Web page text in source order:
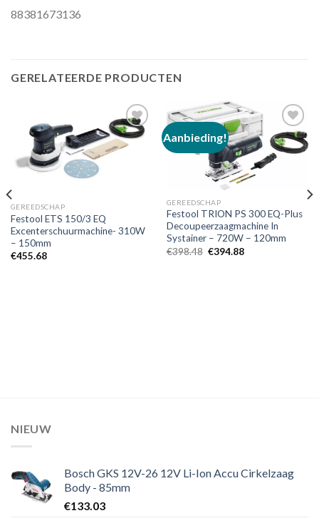
88381673136
GERELATEERDE PRODUCTEN
GEREEDSCHAP
Festool ETS 150/3 EQ
Excenterschuurmachine- 310W
– 150mm
€455.68
Aanbieding!
Toevoegen
GEREEDSCHAP
Festool TRION PS 300 EQ-Plus
Decoupeerzaagmachine In
Systainer – 720W – 120mm
€398.48 Oorspronkelijke
€394.88Huidige
NIEUW
Bosch GKS 12V-26 12V Li-Ion Accu Cirkelzaag
Body - 85mm
€133.03